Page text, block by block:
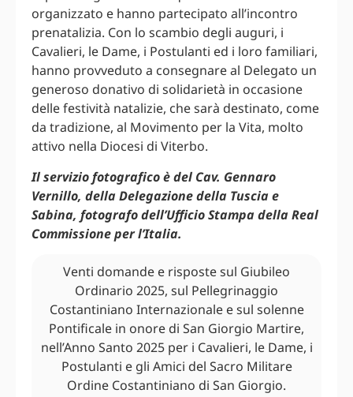
organizzato e hanno partecipato all’incontro
prenatalizia. Con lo scambio degli auguri, i
Cavalieri, le Dame, i Postulanti ed i loro familiari,
hanno provveduto a consegnare al Delegato un
generoso donativo di solidarietà in occasione
delle festività natalizie, che sarà destinato, come
da tradizione, al Movimento per la Vita, molto
attivo nella Diocesi di Viterbo.
Il servizio fotografico è del Cav. Gennaro
Vernillo, della Delegazione della Tuscia e
Sabina, fotografo dell’Ufficio Stampa della Real
Commissione per l’Italia.
Venti domande e risposte sul Giubileo
Ordinario 2025, sul Pellegrinaggio
Costantiniano Internazionale e sul solenne
Pontificale in onore di San Giorgio Martire,
nell’Anno Santo 2025 per i Cavalieri, le Dame, i
Postulanti e gli Amici del Sacro Militare
Ordine Costantiniano di San Giorgio.